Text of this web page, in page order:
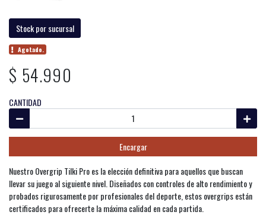
Stock por sucursal
Agotado.
$ 54.990
CANTIDAD
Encargar
Nuestro Overgrip Tilki Pro es la elección definitiva para aquellos que buscan
llevar su juego al siguiente nivel. Diseñados con controles de alto rendimiento y
probados rigurosamente por profesionales del deporte, estos overgrips están
certificados para ofrecerte la máxima calidad en cada partida.